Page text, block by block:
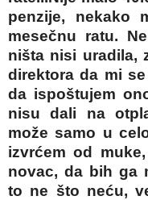
penzije, nekako
mesečnu ratu.
ništa nisi uradila,
direktora da mi
da ispoštujem
nisu dali na
može samo u
izvrćem od
novac, da bih ga
to ne što neću,